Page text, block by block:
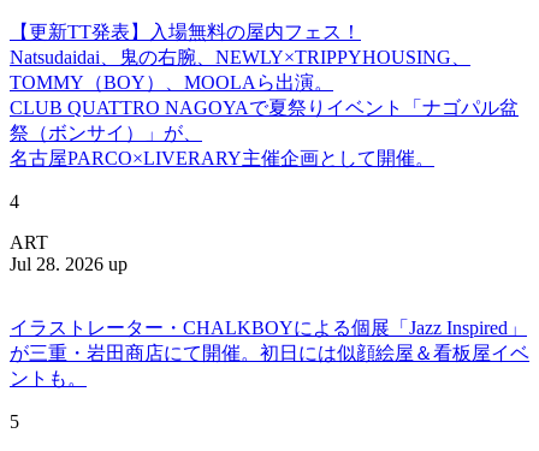
【更新TT発表】入場無料の屋内フェス！
Natsudaidai、鬼の右腕、NEWLY×TRIPPYHOUSING、
TOMMY（BOY）、MOOLAら出演。
CLUB QUATTRO NAGOYAで夏祭りイベント「ナゴパル盆
祭（ボンサイ）」が、
名古屋PARCO×LIVERARY主催企画として開催。
4
ART
Jul 28. 2026 up
イラストレーター・CHALKBOYによる個展「Jazz Inspired」
が三重・岩田商店にて開催。初日には似顔絵屋＆看板屋イベ
ントも。
5